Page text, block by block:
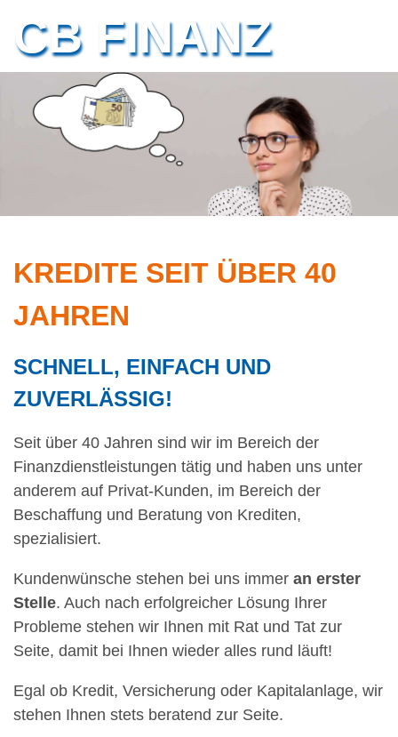
CB FINANZ
[pma:] Consult GmbH
KREDITE SEIT ÜBER 40
JAHREN
SCHNELL, EINFACH UND
ZUVERLÄSSIG!
Seit über 40 Jahren sind wir im Bereich der
Finanzdienstleistungen tätig und haben uns unter
anderem auf Privat-Kunden, im Bereich der
Beschaffung und Beratung von Krediten,
spezialisiert.
Kundenwünsche stehen bei uns immer an erster
Stelle. Auch nach erfolgreicher Lösung Ihrer
Probleme stehen wir Ihnen mit Rat und Tat zur
Seite, damit bei Ihnen wieder alles rund läuft!
Egal ob Kredit, Versicherung oder Kapitalanlage, wir
stehen Ihnen stets beratend zur Seite.